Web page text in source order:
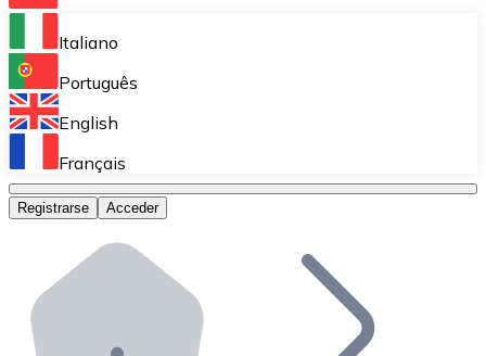
Bitnovo Ramp
Integra nuestra solución en tu plataforma.
Bitnovo Giftcards
Bitnovo OTC
Bitnovo ATM
Integra un ATM Bitnovo en tu negocio y permite que
Bitnovo API
Italiano
Português
English
Français
Registrarse Acceder